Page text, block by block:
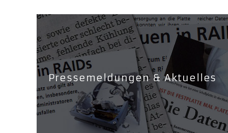
Pressemeldungen & Aktuelles